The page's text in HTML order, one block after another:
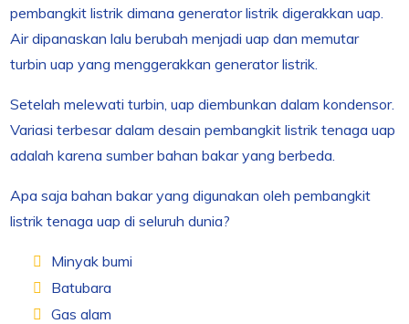
pembangkit listrik dimana generator listrik digerakkan uap.
Air dipanaskan lalu berubah menjadi uap dan memutar
turbin uap yang menggerakkan generator listrik.
Setelah melewati turbin, uap diembunkan dalam kondensor.
Variasi terbesar dalam desain pembangkit listrik tenaga uap
adalah karena sumber bahan bakar yang berbeda.
Apa saja bahan bakar yang digunakan oleh pembangkit
listrik tenaga uap di seluruh dunia?
Minyak bumi
Batubara
Gas alam